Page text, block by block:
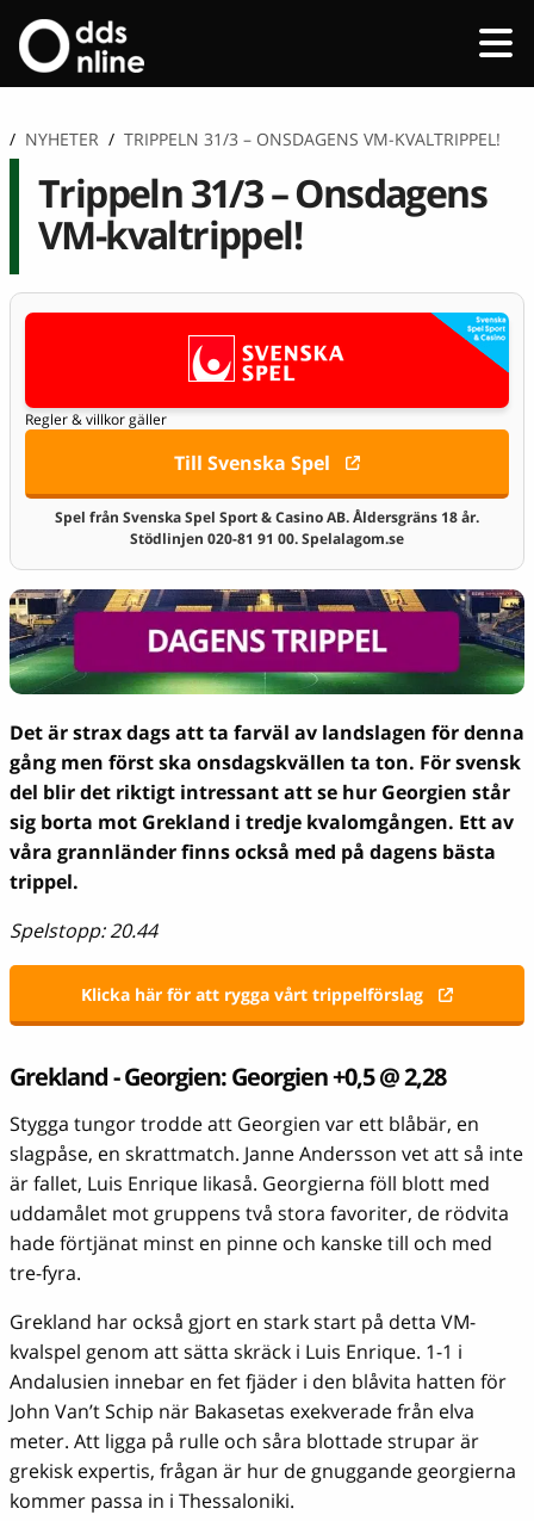
/ NYHETER / TRIPPELN 31/3 – ONSDAGENS VM-KVALTRIPPEL!
Trippeln 31/3 – Onsdagens
VM-kvaltrippel!
Regler & villkor gäller
Till Svenska Spel
Spel från Svenska Spel Sport & Casino AB. Åldersgräns 18 år.
Stödlinjen 020-81 91 00. Spelalagom.se
Det är strax dags att ta farväl av landslagen för denna
gång men först ska onsdagskvällen ta ton. För svensk
del blir det riktigt intressant att se hur Georgien står
sig borta mot Grekland i tredje kvalomgången. Ett av
våra grannländer finns också med på dagens bästa
trippel.
Spelstopp: 20.44
Klicka här för att rygga vårt trippelförslag
Grekland - Georgien: Georgien +0,5 @ 2,28
Stygga tungor trodde att Georgien var ett blåbär, en
slagpåse, en skrattmatch. Janne Andersson vet att så inte
är fallet, Luis Enrique likaså. Georgierna föll blott med
uddamålet mot gruppens två stora favoriter, de rödvita
hade förtjänat minst en pinne och kanske till och med
tre-fyra.
Grekland har också gjort en stark start på detta VM-
kvalspel genom att sätta skräck i Luis Enrique. 1-1 i
Andalusien innebar en fet fjäder i den blåvita hatten för
John Van’t Schip när Bakasetas exekverade från elva
meter. Att ligga på rulle och såra blottade strupar är
grekisk expertis, frågan är hur de gnuggande georgierna
kommer passa in i Thessaloniki.